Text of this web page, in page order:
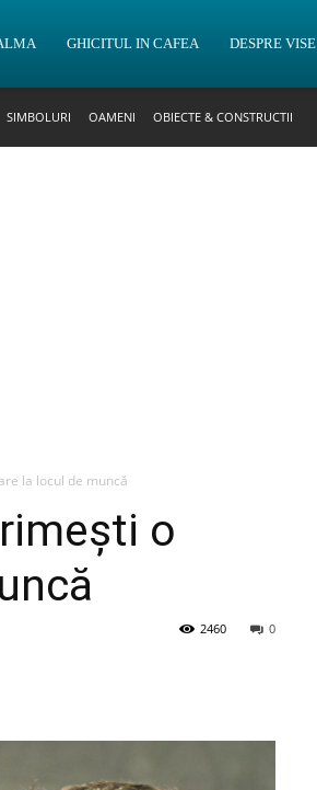
GHICITUL IN CAFEA DESPRE VISE
SIMBOLURI OAMENI OBIECTE & CONSTRUCTII
la locul de muncă
o
0
2460